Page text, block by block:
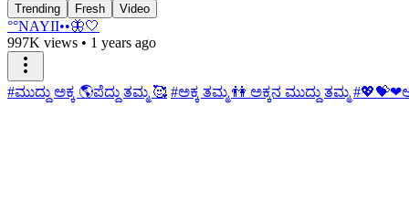
Trending Fresh Video
°°NAYII••🦋🤍
997K views • 1 years ago
#ಮುದ್ದು ಅಕ್ಕ 🌎ಪೆದ್ದು ತಮ್ಮ 🥰 #ಅಕ್ಕ ತಮ್ಮ 👫 ಅಕ್ಕನ ಮುದ್ದು ತಮ್ಮ